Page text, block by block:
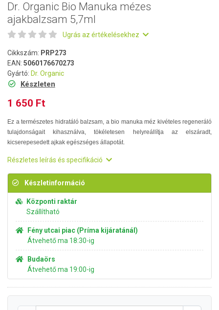
Dr. Organic Bio Manuka mézes
ajakbalzsam 5,7ml
Ugrás az értékelésekhez
Cikkszám: PRP273
EAN: 5060176670273
Gyártó: Dr. Organic
Készleten
1 650 Ft
Ez a természetes hidratáló balzsam, a bio manuka méz kivételes regeneráló
tulajdonságait kihasználva, tökéletesen helyreállítja az elszáradt,
kicserepesedett ajkak egészséges állapotát.
Részletes leírás és specifikáció
Készletinformáció
Központi raktár
Szállítható
Fény utcai piac (Príma kijáratánál)
Átvehető ma 18:30-ig
Budaörs
Átvehető ma 19:00-ig